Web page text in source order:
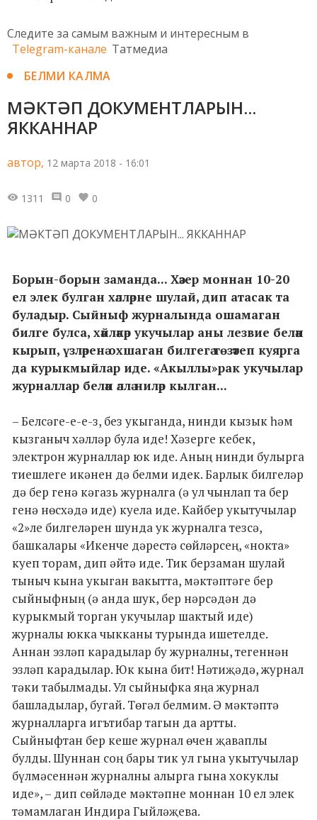
Следите за самым важным и интересным в
Telegram-канале Татмедиа
БЕЛМИ КАЛМА
МӘКТӘП ДОКУМЕНТЛАРЫН...
ЯККАННАР
автор, 12 марта 2018 - 16:01
1311 0 0
Борын-борын заманда... Хәзер моннан 10-20
ел элек булган хәлләрне шулай, дип атасак та
буладыр. Сыйныф журналында ошамаган
билге булса, хәйләкәр укучылар аны лезвие белән
кырып, үзләренә охшаган билгегә төзәтеп куярга
да курыкмыйлар иде. «Акыллы»рак укучылар
журналлар белән әллә ниләр кылган...
– Белсәге-е-е-з, без укыганда, нинди кызык һәм
кызганыч хәлләр була иде! Хәзерге кебек,
электрон журналлар юк иде. Аның нинди булырга
тиешлеге икәнен дә белми идек. Барлык билгеләр
дә бер генә кәгазь журналга (ә ул чынлап та бер
генә нөсхәдә иде) куела иде. Кайбер укытучылар
«2»ле билгеләрен шунда ук журналга тезсә,
башкалары «Икенче дәрестә сөйләрсең, «нокта»
куеп торам, дип әйтә иде. Тик берзаман шулай
тыныч кына укыган вакытта, мәктәптәге бер
сыйныфның (ә анда шук, бер нәрсәдән дә
курыкмый торган укучылар шактый иде)
журналы юкка чыкканы турында ишетелде.
Аннан эзләп карадылар бу журналны, тегеннән
эзләп карадылар. Юк кына бит! Нәтиҗәдә, журнал
тәки табылмады. Ул сыйныфка яңа журнал
башладылар, бугай. Төгәл белмим. Ә мәктәптә
журналларга игътибар тагын да артты.
Сыйныфтан бер кеше журнал өчен җаваплы
булды. Шуннан соң бары тик ул гына укытучылар
бүлмәсеннән журналны алырга гына хокуклы
иде», – дип сөйләде мәктәпне моннан 10 ел элек
тәмамлаган Индира Гыйләҗева.